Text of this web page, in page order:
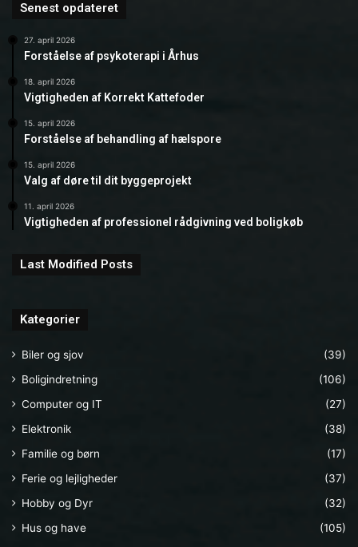
Senest opdateret
27. april 2026
Forståelse af psykoterapi i Århus
18. april 2026
Vigtigheden af Korrekt Kattefoder
15. april 2026
Forståelse af behandling af hælspore
15. april 2026
Valg af døre til dit byggeprojekt
11. april 2026
Vigtigheden af professionel rådgivning ved boligkøb
Last Modified Posts
Kategorier
Biler og sjov
(39)
Boligindretning
(106)
Computer og IT
(27)
Elektronik
(38)
Familie og børn
(17)
Ferie og lejligheder
(37)
Hobby og Dyr
(32)
Hus og have
(105)